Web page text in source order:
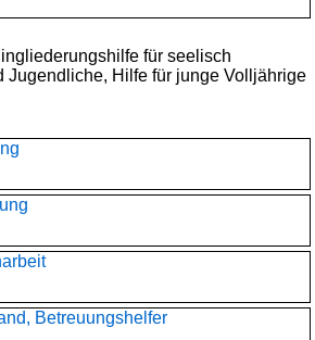
für seelisch
Jugendliche, Hilfe für junge Volljährige
Betreuungshelfer